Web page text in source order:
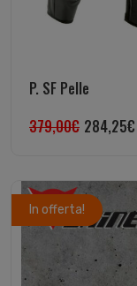
P. SF Pelle
379,00€ 284,25€
In offerta!